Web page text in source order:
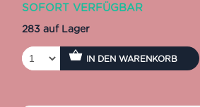
SOFORT VERFÜGBAR
283 auf Lager
IN DEN WARENKORB